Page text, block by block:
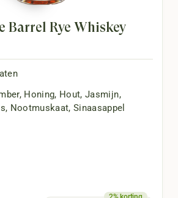
Barrel Rye Whiskey
, Honing, Hout,Jasmijn,
, Nootmuskaat,Sinaasappel